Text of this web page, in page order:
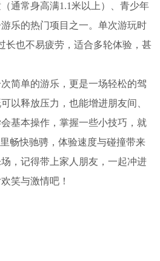
通常身高满1.1米以上）、青少年
乐的热门项目之一。单次游玩时
长也不易疲劳，适合多轮体验，甚
简单的游乐，更是一场轻松的驾
以释放压力，也能增进朋友间、
基本操作，掌握一些小技巧，就
畅快驰骋，体验速度与碰撞带来
，记得带上家人朋友，一起冲进
笑与激情吧！